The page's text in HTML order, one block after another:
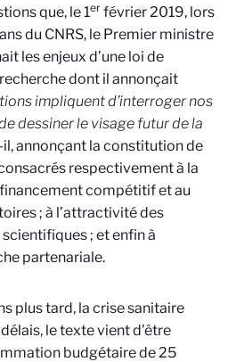
que, le 1er février 2019, lors
du CNRS, le Premier ministre
les enjeux d’une loi de
dont il annonçait
impliquent d’interroger nos
dessiner le visage futur de la
annonçant la constitution de
respectivement à la
compétitif et au
; à l’attractivité des
; et enfin à
partenariale.
plus tard, la crise sanitaire
le texte vient d’être
budgétaire de 25